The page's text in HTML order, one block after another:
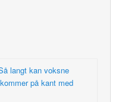
langt kan voksne
på kant med